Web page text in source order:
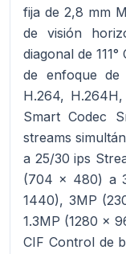
fija de 2,8 mm
de visión
diagonal de
de enfoque de
H.264,
Smart Codec
streams
a 25/30 ips
(704 x 480) a
1440), 3MP
1.3MP (1280 x
CIF Control de